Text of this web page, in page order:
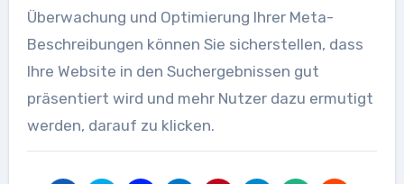
Überwachung und Optimierung Ihrer Meta-
Beschreibungen können Sie sicherstellen, dass
Ihre Website in den Suchergebnissen gut
präsentiert wird und mehr Nutzer dazu ermutigt
werden, darauf zu klicken.